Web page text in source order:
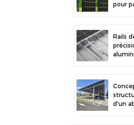
pour
Rails
d'un